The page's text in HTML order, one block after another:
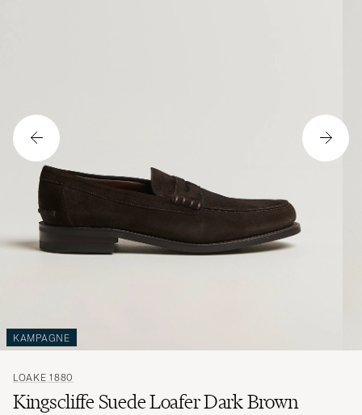
KAMPAGNE
LOAKE 1880
Kingscliffe Suede Loafer Dark Brown